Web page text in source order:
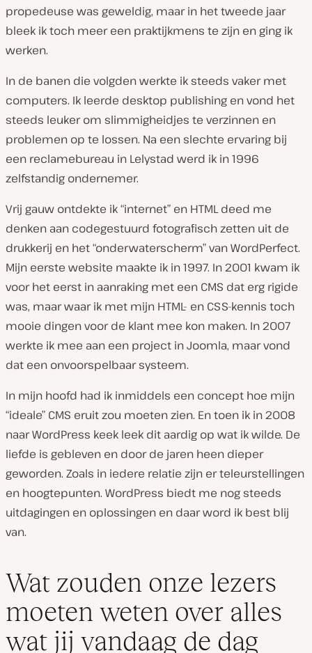
propedeuse was geweldig, maar in het tweede jaar
bleek ik toch meer een praktijkmens te zijn en ging ik
werken.
In de banen die volgden werkte ik steeds vaker met
computers. Ik leerde desktop publishing en vond het
steeds leuker om slimmigheidjes te verzinnen en
problemen op te lossen. Na een slechte ervaring bij
een reclamebureau in Lelystad werd ik in 1996
zelfstandig ondernemer.
Vrij gauw ontdekte ik “internet” en HTML deed me
denken aan codegestuurd fotografisch zetten uit de
drukkerij en het “onderwaterscherm” van WordPerfect.
Mijn eerste website maakte ik in 1997. In 2001 kwam ik
voor het eerst in aanraking met een CMS dat erg rigide
was, maar waar ik met mijn HTML- en CSS-kennis toch
mooie dingen voor de klant mee kon maken. In 2007
werkte ik mee aan een project in Joomla, maar vond
dat een onvoorspelbaar systeem.
In mijn hoofd had ik inmiddels een concept hoe mijn
“ideale” CMS eruit zou moeten zien. En toen ik in 2008
naar WordPress keek leek dit aardig op wat ik wilde. De
liefde is gebleven en door de jaren heen dieper
geworden. Zoals in iedere relatie zijn er teleurstellingen
en hoogtepunten. WordPress biedt me nog steeds
uitdagingen en oplossingen en daar word ik best blij
van.
Wat zouden onze lezers
moeten weten over alles
wat jij vandaag de dag